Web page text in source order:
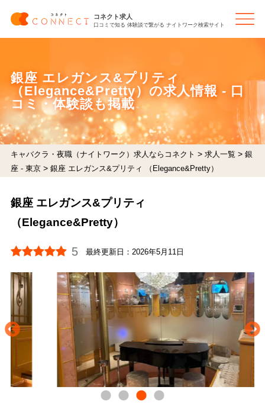
コネクト求人
口コミで知る 体験談で繋がる ナイトワーク検索サイト
銀座 エレガンス&プリティ
（Elegance&Pretty）の求人情報 - 口
コミ・体験談も掲載
キャバクラ・夜職（ナイトワーク）求人ならコネクト > 求人一覧 > 銀
座 - 東京> 銀座 エレガンス&プリティ （Elegance&Pretty）
銀座 エレガンス&プリティ
（Elegance&Pretty）
5 最終更新日：2026年5月11日